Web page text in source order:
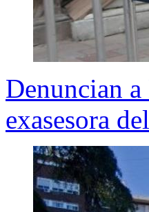
Denuncian
exasesora